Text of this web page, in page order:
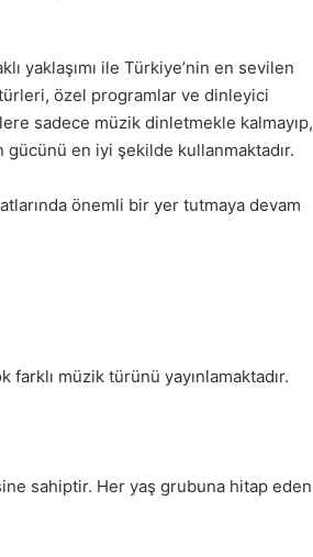
yaklaşımı ile Türkiye’nin en sevilen
türleri, özel programlar ve dinleyici
sadece müzik dinletmekle kalmayıp,
gücünü en iyi şekilde kullanmaktadır.
önemli bir yer tutmaya devam
müzik türünü yayınlamaktadır.
sahiptir. Her yaş grubuna hitap eden